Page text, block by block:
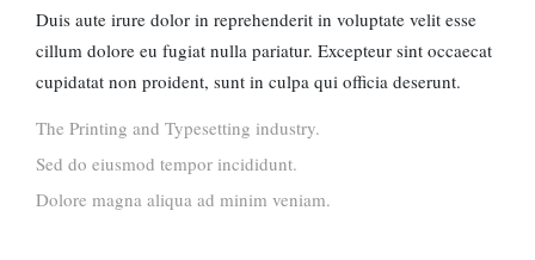
Duis aute irure dolor in reprehenderit in voluptate velit esse
cillum dolore eu fugiat nulla pariatur. Excepteur sint occaecat
cupidatat non proident, sunt in culpa qui officia deserunt.
The Printing and Typesetting industry.
Sed do eiusmod tempor incididunt.
Dolore magna aliqua ad minim veniam.